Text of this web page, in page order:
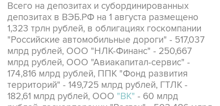
Всего на депозитах и субординированных
депозитах в ВЭБ.РФ на 1 августа размещено
1,323 трлн рублей, в облигациях госкомпании
"Российские автомобильные дороги" - 517,037
млрд рублей, ООО "НЛК-Финанс" - 250,667
млрд рублей, ООО "Авиакапитал-сервис" -
174,816 млрд рублей, ППК "Фонд развития
территорий" - 149,725 млрд рублей, ГТЛК -
182,61 млрд рублей, ООО "ВК" - 60 млрд